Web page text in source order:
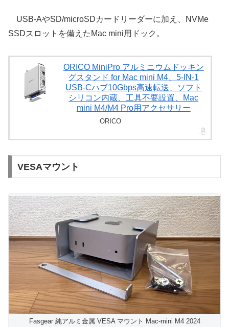
USB-AやSD/microSDカードリーダーに加え、NVMe
SSDスロットを備えたMac mini用ドック。
ORICO MiniPro アルミニウムドッキン
グスタンド for Mac mini M4、5-IN-1
USB-Cハブ10Gbps高速転送、ソフト
シリコン内蔵、工具不要設置、Mac
mini M4/M4 Pro用アクセサリー
ORICO
VESAマウント
Fasgear 純アルミ金属 VESA マウント Mac-mini M4 2024